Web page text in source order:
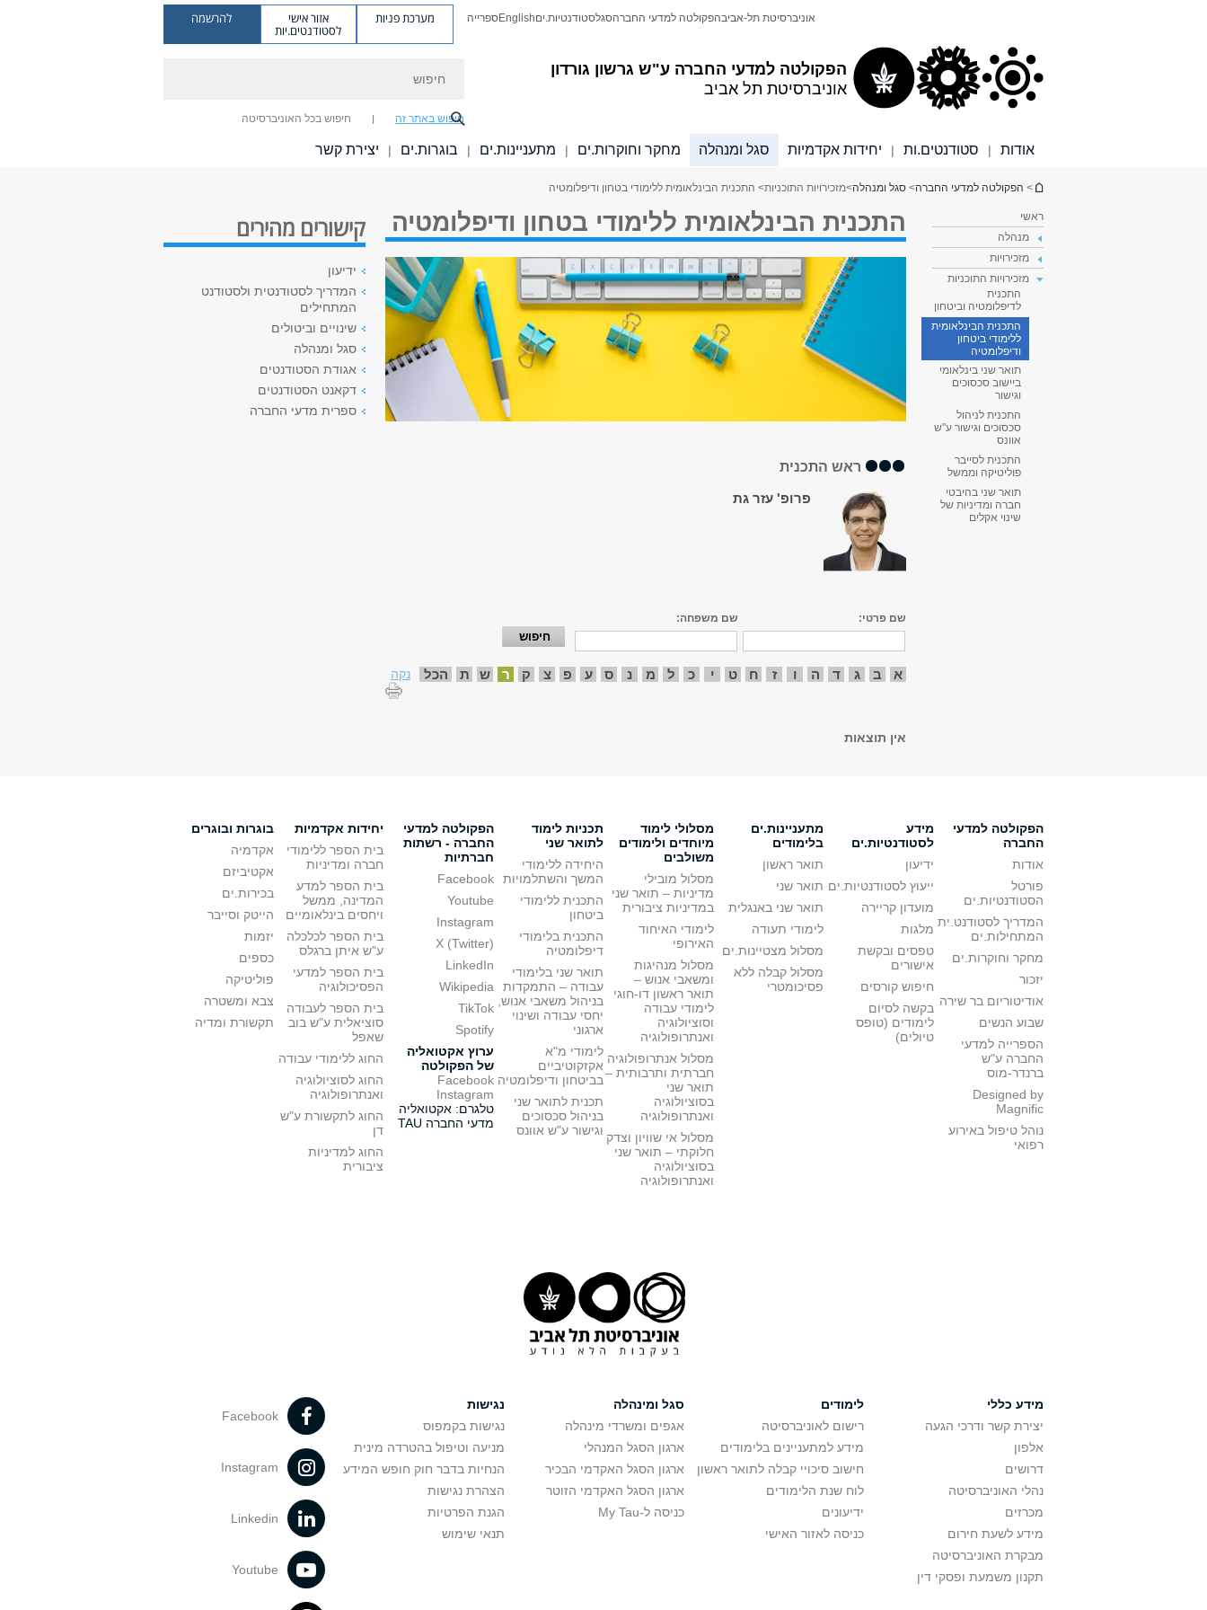
הפקולטה למדעי החברה ע"ש גרשון גורדון
אוניברסיטת תל אביב
אוניברסיטת תל-אביבהפקולטה למדעי החברהסגלסטודנטיות.יםEnglishספרייה מערכת פניות אזור אישי
לסטודנטים.יות
להרשמה
חיפוש באתר זה חיפוש בכל האוניברסיטה
אודות | סטודנטים.ות | יחידות אקדמיות סגל ומנהלה מחקר וחוקרות.ים | מתעניינות.ים | בוגרות.ים | יצירת קשר
הינך נמצא כאן
> הפקולטה למדעי החברה> סגל ומנהלה>מזכירויות התוכניות> התכנית הבינלאומית ללימודי בטחון ודיפלומטיה
ראשי
מנהלה
מזכירויות
מזכירויות התוכניות
התכנית
לדיפלומטיה וביטחון
התכנית הבינלאומית
ללימודי ביטחון
ודיפלומטיה
תואר שני בינלאומי
ביישוב סכסוכים
וגישור
התכנית לניהול
סכסוכים וגישור ע"ש
אוונס
התכנית לסייבר
פוליטיקה וממשל
תואר שני בהיבטי
חברה ומדיניות של
שינוי אקלים
התכנית הבינלאומית ללימודי בטחון ודיפלומטיה
ראש התכנית
פרופ' עזר גת
שם פרטי: שם משפחה:
א ב ג ד ה ו ז ח ט י כ ל מ נ ס ע פ צ ק ר ש ת הכל נקה
אין תוצאות
קישורים מהירים
ידיעון
המדריך לסטודנטית ולסטודנט
המתחילים
שינויים וביטולים
סגל ומנהלה
אגודת הסטודנטים
דקאנט הסטודנטים
ספרית מדעי החברה
הפקולטה למדעי
החברה
אודות
פורטל
הסטודנטיות.ים
המדריך לסטודנט.ית
המתחילות.ים
מחקר וחוקרות.ים
יזכור
אודיטוריום בר שירה
שבוע הנשים
הספרייה למדעי
החברה ע"ש
ברנדר-מוס
Designed by
Magnific
נוהל טיפול באירוע
רפואי
מידע
לסטודנטיות.ים
ידיעון
ייעוץ לסטודנטיות.ים
מועדון קריירה
מלגות
טפסים ובקשת
אישורים
חיפוש קורסים
בקשה לסיום
לימודים (טופס
טיולים)
מתעניינות.ים
בלימודים
תואר ראשון
תואר שני
תואר שני באנגלית
לימודי תעודה
מסלול מצטיינות.ים
מסלול קבלה ללא
פסיכומטרי
מסלולי לימוד
מיוחדים ולימודים
משולבים
מסלול מובילי
מדיניות – תואר שני
במדיניות ציבורית
לימודי האיחוד
האירופי
מסלול מנהיגות
ומשאבי אנוש –
תואר ראשון דו-חוגי
לימודי עבודה
וסוציולוגיה
ואנתרופולוגיה
מסלול אנתרופולוגיה
חברתית ותרבותית –
תואר שני
בסוציולוגיה
ואנתרופולוגיה
מסלול אי שוויון וצדק
חלוקתי – תואר שני
בסוציולוגיה
ואנתרופולוגיה
תכניות לימוד
לתואר שני
היחידה ללימודי
המשך והשתלמויות
התכנית ללימודי
ביטחון
התכנית בלימודי
דיפלומטיה
תואר שני בלימודי
עבודה – התמקדות
בניהול משאבי אנוש,
יחסי עבודה ושינוי
ארגוני
לימודי מ"א
אקזקוטיביים
בביטחון ודיפלומטיה
תכנית לתואר שני
בניהול סכסוכים
וגישור ע"ש אוונס
הפקולטה למדעי
החברה - רשתות
חברתיות
Facebook
Youtube
Instagram
X (Twitter)
LinkedIn
Wikipedia
TikTok
Spotify
ערוץ אקטואליה
של הפקולטה
Facebook
Instagram
טלגרם: אקטואליה
מדעי החברה TAU
יחידות אקדמיות
בית הספר ללימודי
חברה ומדיניות
בית הספר למדע
המדינה, ממשל
ויחסים בינלאומיים
בית הספר לכלכלה
ע"ש איתן ברגלס
בית הספר למדעי
הפסיכולוגיה
בית הספר לעבודה
סוציאלית ע"ש בוב
שאפל
החוג ללימודי עבודה
החוג לסוציולוגיה
ואנתרופולוגיה
החוג לתקשורת ע"ש
דן
החוג למדיניות
ציבורית
בוגרות ובוגרים
אקדמיה
אקטיביזם
בכירות.ים
הייטק וסייבר
יזמות
כספים
פוליטיקה
צבא ומשטרה
תקשורת ומדיה
מידע כללי
יצירת קשר ודרכי הגעה
אלפון
דרושים
נהלי האוניברסיטה
מכרזים
מידע לשעת חירום
מבקרת האוניברסיטה
תקנון משמעת ופסקי דין
לימודים
רישום לאוניברסיטה
מידע למתעניינים בלימודים
חישוב סיכויי קבלה לתואר ראשון
לוח שנת הלימודים
ידיעונים
כניסה לאזור האישי
סגל ומינהלה
אגפים ומשרדי מינהלה
ארגון הסגל המנהלי
ארגון הסגל האקדמי הבכיר
ארגון הסגל האקדמי הזוטר
כניסה ל-My Tau
נגישות
נגישות בקמפוס
מניעה וטיפול בהטרדה מינית
הנחיות בדבר חוק חופש המידע
הצהרת נגישות
הגנת הפרטיות
תנאי שימוש
Facebook
Instagram
Linkedin
Youtube